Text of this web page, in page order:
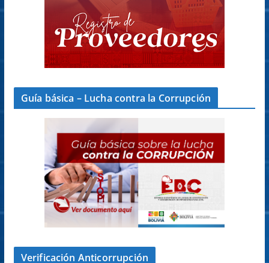
Guía básica – Lucha contra la Corrupción
Verificación Anticorrupción